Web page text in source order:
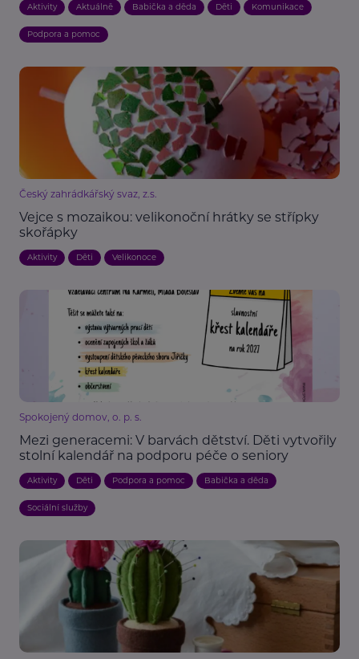
Aktivity Aktuálně Babička a děda Děti Komunikace
Podpora a pomoc
Český zahrádkářský svaz, z.s.
Vejce s mozaikou: velikonoční hrátky se střípky
skořápky
Aktivity Děti Velikonoce
Spokojený domov, o. p. s.
Mezi generacemi: V barvách dětství. Děti vytvořily
stolní kalendář na podporu péče o seniory
Aktivity Děti Podpora a pomoc Babička a děda
Sociální služby